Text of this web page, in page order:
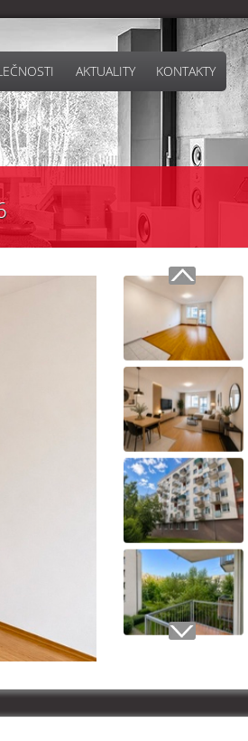
AKTUALITY KONTAKTY